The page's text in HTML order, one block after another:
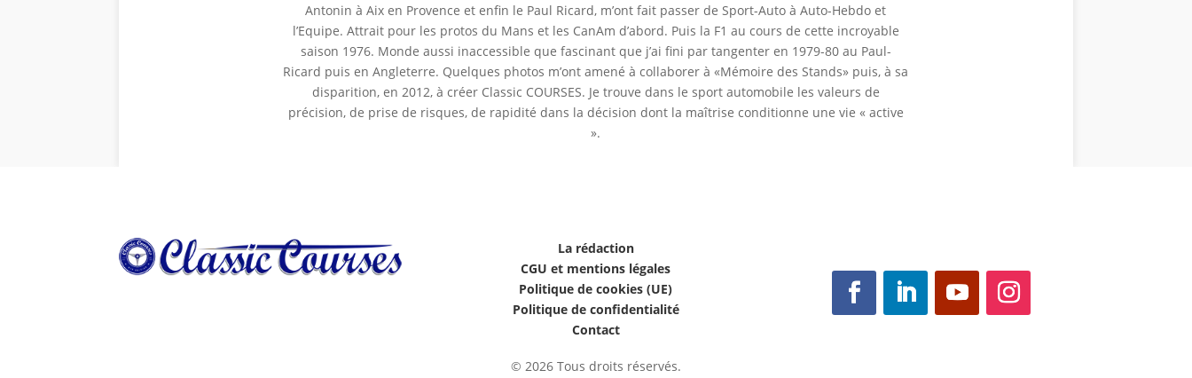
Antonin à Aix en Provence et enfin le Paul Ricard, m’ont fait passer de Sport-Auto à Auto-Hebdo et
l’Equipe. Attrait pour les protos du Mans et les CanAm d’abord. Puis la F1 au cours de cette incroyable
saison 1976. Monde aussi inaccessible que fascinant que j’ai fini par tangenter en 1979-80 au Paul-
Ricard puis en Angleterre. Quelques photos m’ont amené à collaborer à «Mémoire des Stands» puis, à sa
disparition, en 2012, à créer Classic COURSES. Je trouve dans le sport automobile les valeurs de
précision, de prise de risques, de rapidité dans la décision dont la maîtrise conditionne une vie « active
».
La rédaction
CGU et mentions légales
Politique de cookies (UE)
Politique de confidentialité
Contact
© 2026 Tous droits réservés.